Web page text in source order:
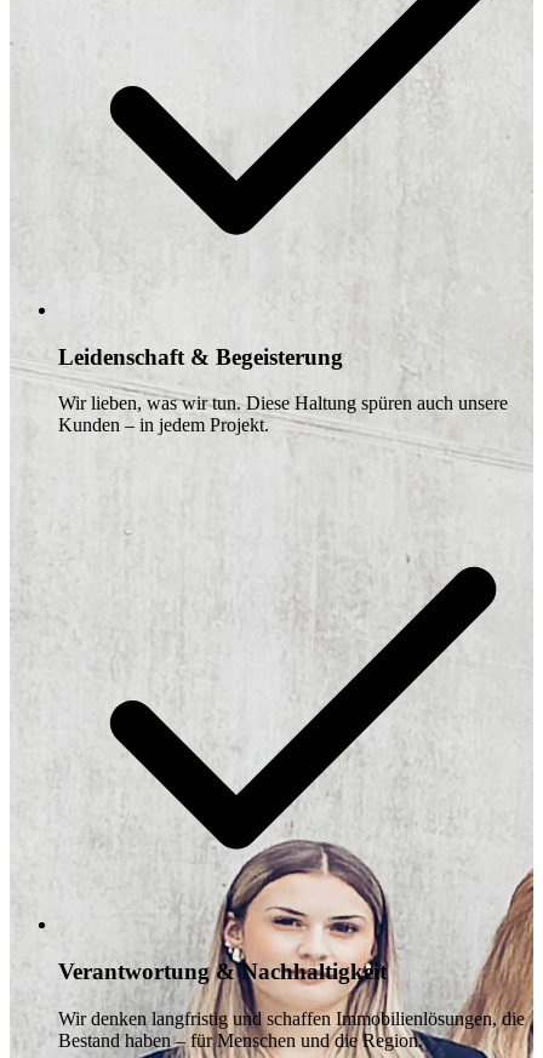
Leidenschaft & Begeisterung
Wir lieben, was wir tun. Diese Haltung spüren auch unsere
Kunden – in jedem Projekt.
Verantwortung & Nachhaltigkeit
Wir denken langfristig und schaffen Immobilienlösungen, die
Bestand haben – für Menschen und die Region.